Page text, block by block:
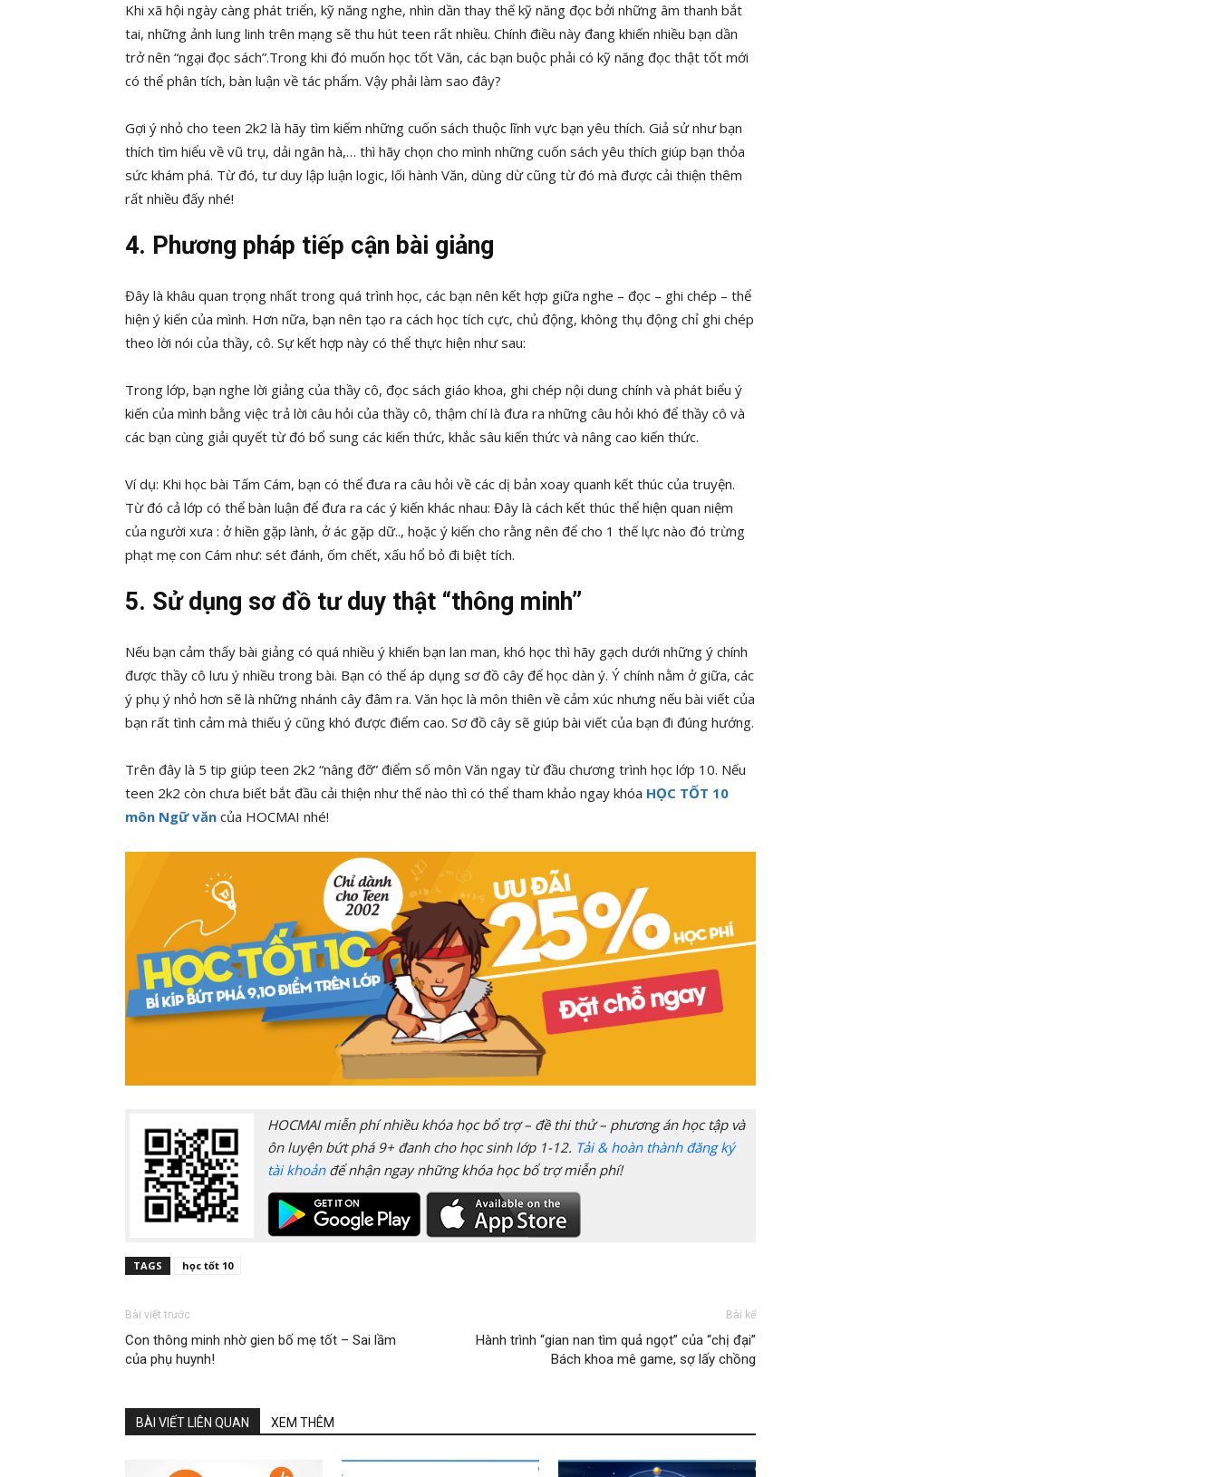
Khi xã hội ngày càng phát triển, kỹ năng nghe, nhìn dần thay thế kỹ năng đọc bởi những âm thanh bắt
tai, những ảnh lung linh trên mạng sẽ thu hút teen rất nhiều. Chính điều này đang khiến nhiều bạn dần
trở nên “ngại đọc sách”.Trong khi đó muốn học tốt Văn, các bạn buộc phải có kỹ năng đọc thật tốt mới
có thể phân tích, bàn luận về tác phẩm. Vậy phải làm sao đây?
Gợi ý nhỏ cho teen 2k2 là hãy tìm kiếm những cuốn sách thuộc lĩnh vực bạn yêu thích. Giả sử như bạn
thích tìm hiểu về vũ trụ, dải ngân hà,… thì hãy chọn cho mình những cuốn sách yêu thích giúp bạn thỏa
sức khám phá. Từ đó, tư duy lập luận logic, lối hành Văn, dùng dừ cũng từ đó mà được cải thiện thêm
rất nhiều đấy nhé!
4. Phương pháp tiếp cận bài giảng
Đây là khâu quan trọng nhất trong quá trình học, các bạn nên kết hợp giữa nghe – đọc – ghi chép – thể
hiện ý kiến của mình. Hơn nữa, bạn nên tạo ra cách học tích cực, chủ động, không thụ động chỉ ghi chép
theo lời nói của thầy, cô. Sự kết hợp này có thể thực hiện như sau:
Trong lớp, bạn nghe lời giảng của thầy cô, đọc sách giáo khoa, ghi chép nội dung chính và phát biểu ý
kiến của mình bằng việc trả lời câu hỏi của thầy cô, thậm chí là đưa ra những câu hỏi khó để thầy cô và
các bạn cùng giải quyết từ đó bổ sung các kiến thức, khắc sâu kiến thức và nâng cao kiến thức.
Ví dụ: Khi học bài Tấm Cám, bạn có thể đưa ra câu hỏi về các dị bản xoay quanh kết thúc của truyện.
Từ đó cả lớp có thể bàn luận để đưa ra các ý kiến khác nhau: Đây là cách kết thúc thể hiện quan niệm
của người xưa : ở hiền gặp lành, ở ác gặp dữ.., hoặc ý kiến cho rằng nên để cho 1 thế lực nào đó trừng
phạt mẹ con Cám như: sét đánh, ốm chết, xấu hổ bỏ đi biệt tích.
5. Sử dụng sơ đồ tư duy thật “thông minh”
Nếu bạn cảm thấy bài giảng có quá nhiều ý khiến bạn lan man, khó học thì hãy gạch dưới những ý chính
được thầy cô lưu ý nhiều trong bài. Bạn có thể áp dụng sơ đồ cây để học dàn ý. Ý chính nằm ở giữa, các
ý phụ ý nhỏ hơn sẽ là những nhánh cây đâm ra. Văn học là môn thiên về cảm xúc nhưng nếu bài viết của
bạn rất tình cảm mà thiếu ý cũng khó được điểm cao. Sơ đồ cây sẽ giúp bài viết của bạn đi đúng hướng.
Trên đây là 5 tip giúp teen 2k2 “nâng đỡ” điểm số môn Văn ngay từ đầu chương trình học lớp 10. Nếu
teen 2k2 còn chưa biết bắt đầu cải thiện như thế nào thì có thể tham khảo ngay khóa HỌC TỐT 10
môn Ngữ văn của HOCMAI nhé!
HOCMAI miễn phí nhiều khóa học bổ trợ – đề thi thử – phương án học tập và
ôn luyện bứt phá 9+ đanh cho học sinh lớp 1-12. Tải & hoàn thành đăng ký
tài khoảnđể nhận ngay những khóa học bổ trợ miễn phí!
TAGS học tốt 10
Bài viết trước
Con thông minh nhờ gien bố mẹ tốt – Sai lầm
của phụ huynh!
Bài kế
Hành trình “gian nan tìm quả ngọt” của “chị đại”
Bách khoa mê game, sợ lấy chồng
BÀI VIẾT LIÊN QUAN XEM THÊM